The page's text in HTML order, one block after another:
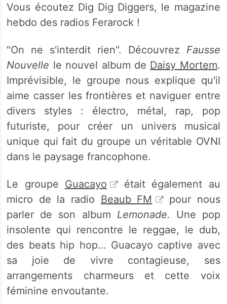
Vous écoutez Dig Dig Diggers, le magazine
hebdo des radios Ferarock !
"On ne s'interdit rien". Découvrez Fausse
Nouvelle le nouvel album de Daisy Mortem.
Imprévisible, le groupe nous explique qu'il
aime casser les frontières et naviguer entre
divers styles : électro, métal, rap, pop
futuriste, pour créer un univers musical
unique qui fait du groupe un véritable OVNI
dans le paysage francophone.
Le groupe Guacayo
était également au
micro de la radio Beaub FM
pour nous
parler de son album Lemonade. Une pop
insolente qui rencontre le reggae, le dub,
des beats hip hop… Guacayo captive avec
sa joie de vivre contagieuse, ses
arrangements charmeurs et cette voix
féminine envoutante.